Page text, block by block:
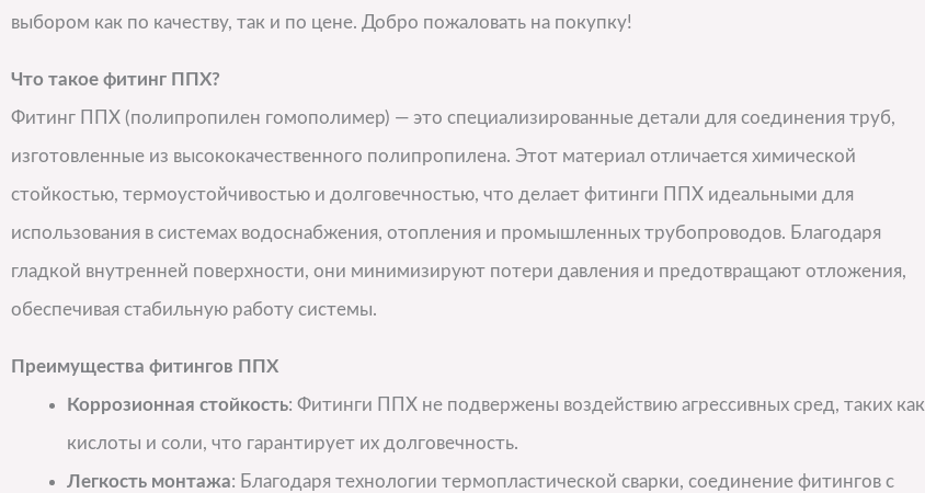
выбором как по качеству, так и по цене. Добро пожаловать на покупку!
Что такое фитинг ППХ?
Фитинг ППХ (полипропилен гомополимер) — это специализированные детали для соединения труб,
изготовленные из высококачественного полипропилена. Этот материал отличается химической
стойкостью, термоустойчивостью и долговечностью, что делает фитинги ППХ идеальными для
использования в системах водоснабжения, отопления и промышленных трубопроводов. Благодаря
гладкой внутренней поверхности, они минимизируют потери давления и предотвращают отложения,
обеспечивая стабильную работу системы.
Преимущества фитингов ППХ
Коррозионная стойкость: Фитинги ППХ не подвержены воздействию агрессивных сред, таких как
кислоты и соли, что гарантирует их долговечность.
Легкость монтажа: Благодаря технологии термопластической сварки, соединение фитингов с